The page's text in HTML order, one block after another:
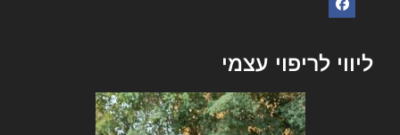
ליווי לריפוי עצמי